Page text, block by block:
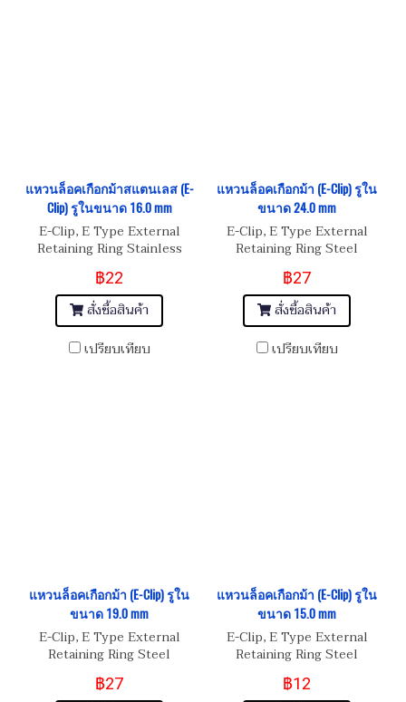
แหวนล็อคเกือกม้าสแตนเลส (E-
Clip) รูในขนาด 16.0 mm
E-Clip, E Type External
Retaining Ring Stainless
฿22
สั่งซื้อสินค้า
เปรียบเทียบ
แหวนล็อคเกือกม้า (E-Clip) รูใน
ขนาด 24.0 mm
E-Clip, E Type External
Retaining Ring Steel
฿27
สั่งซื้อสินค้า
เปรียบเทียบ
แหวนล็อคเกือกม้า (E-Clip) รูใน
ขนาด 19.0 mm
E-Clip, E Type External
Retaining Ring Steel
฿27
แหวนล็อคเกือกม้า (E-Clip) รูใน
ขนาด 15.0 mm
E-Clip, E Type External
Retaining Ring Steel
฿12